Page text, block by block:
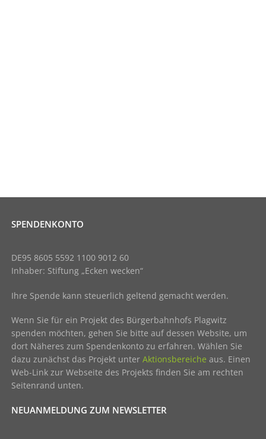
SPENDENKONTO
DE95 8605 5592 1100 9012 60
Inhaber: Stiftung „Ecken wecken“
Ihre Spende kann steuerlich geltend gemacht werden.
Wenn Sie für ein Projekt des Bürgerbahnhofs Plagwitz
spenden möchten, gehen Sie bitte auf dessen Website, um
dort Näheres zum Spendenkonto zu erfahren. Wählen Sie
dazu zunächst das Projekt unterAktionsbereiche aus. Einen
Web-Link zur Webseite des Projekts finden Sie am rechten
Seitenrand unten.
NEUANMELDUNG ZUM NEWSLETTER